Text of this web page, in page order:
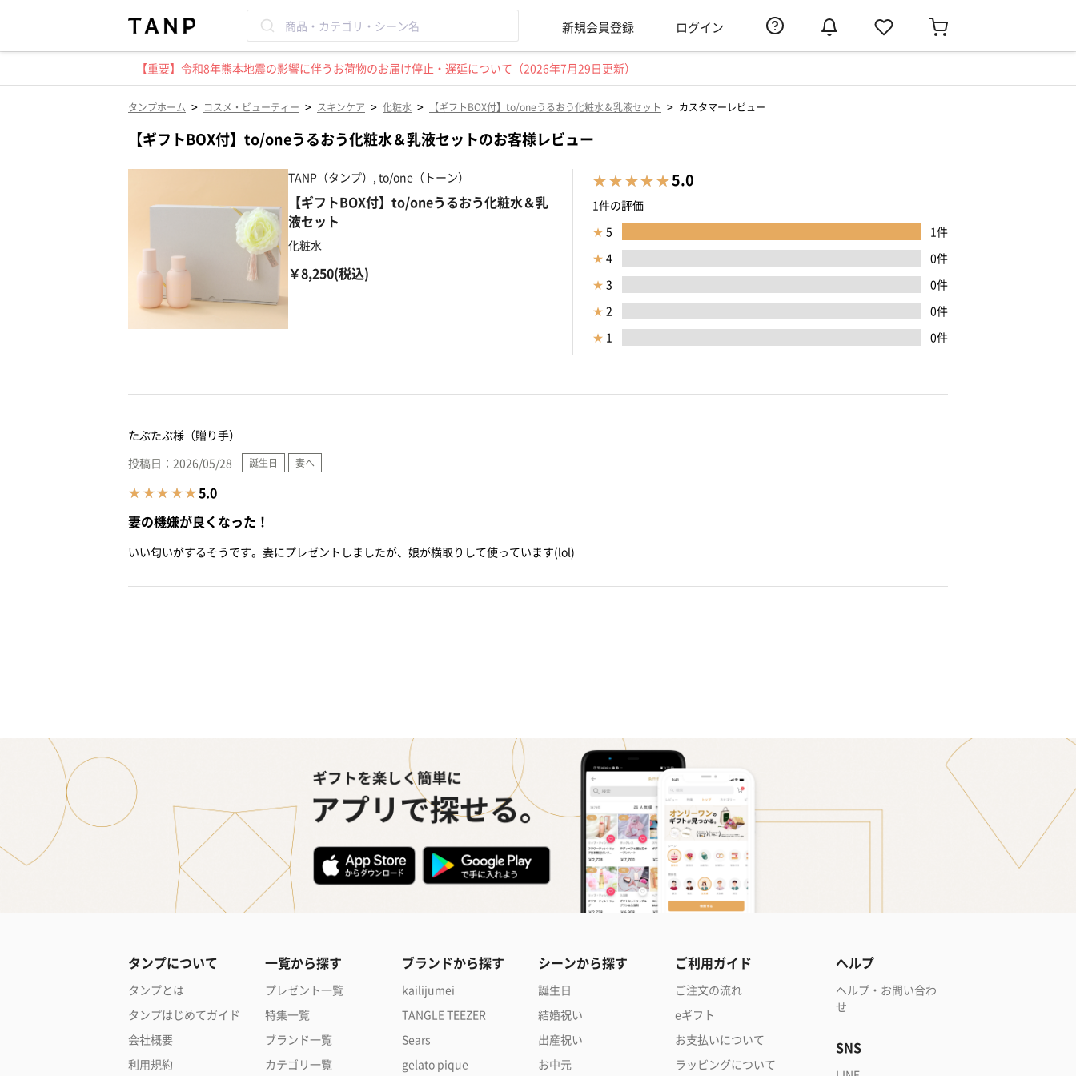
新規会員登録 ログイン
【重要】令和8年熊本地震の影響に伴うお荷物のお届け停止・遅延について（2026年7月29日更新）
タンプホーム > コスメ・ビューティー > スキンケア > 化粧水 > 【ギフトBOX付】to/oneうるおう化粧水＆乳液セット > カスタマーレビュー
【ギフトBOX付】to/oneうるおう化粧水＆乳液セットのお客様レビュー
TANP（タンプ）, to/one（トーン）
【ギフトBOX付】to/oneうるおう化粧水＆乳
液セット
化粧水
￥8,250(税込)
5.0
1件の評価
★ 5
1件
★ 4
0件
★ 3
0件
★ 2
0件
★ 1 0件
タンプについて
タンプとは
タンプはじめてガイド
会社概要
利用規約
一覧から探す
プレゼント一覧
特集一覧
ブランド一覧
カテゴリ一覧
ブランドから探す
kailijumei
TANGLE TEEZER
Sears
gelato pique
シーンから探す
誕生日
結婚祝い
出産祝い
お中元
ご利用ガイド
ご注文の流れ
eギフト
お支払いについて
ラッピングについて
ヘルプ
ヘルプ・お問い合わ
せ
SNS